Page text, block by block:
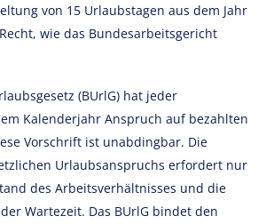
von 15 Urlaubstagen aus dem Jahr
wie das Bundesarbeitsgericht
(BUrlG) hat jeder
Kalenderjahr Anspruch auf bezahlten
Vorschrift ist unabdingbar. Die
Urlaubsanspruchs erfordert nur
des Arbeitsverhältnisses und die
Wartezeit. Das BUrlG bindet den